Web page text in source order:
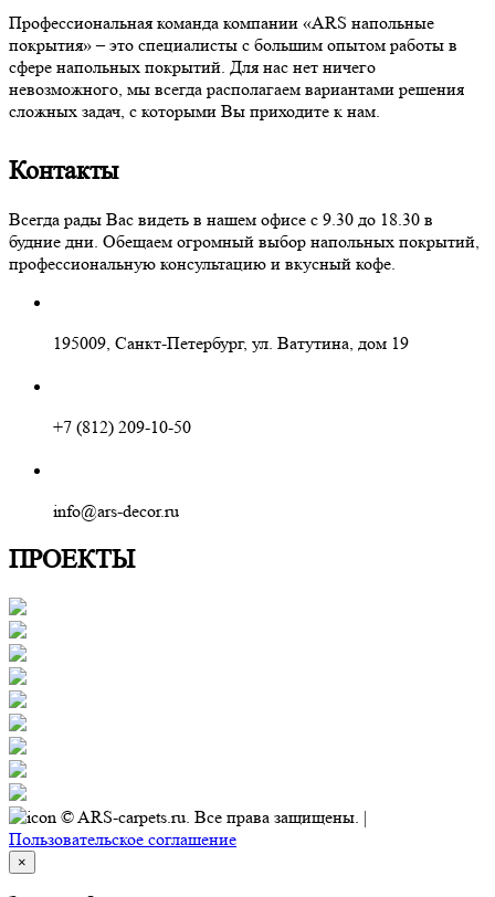
Профессиональная команда компании «ARS напольные
покрытия» – это специалисты с большим опытом работы в
сфере напольных покрытий. Для нас нет ничего
невозможного, мы всегда располагаем вариантами решения
сложных задач, с которыми Вы приходите к нам.
Контакты
Всегда рады Вас видеть в нашем офисе с 9.30 до 18.30 в
будние дни. Обещаем огромный выбор напольных покрытий,
профессиональную консультацию и вкусный кофе.
195009, Санкт-Петербург, ул. Ватутина, дом 19
+7 (812) 209-10-50
info@ars-decor.ru
ПРОЕКТЫ
© ARS-carpets.ru. Все права защищены. |
Пользовательское соглашение
×